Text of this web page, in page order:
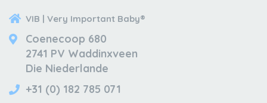
VIB | Very Important Baby®
Coenecoop 680
2741 PV Waddinxveen
Die Niederlande
+31 (0) 182 785 071